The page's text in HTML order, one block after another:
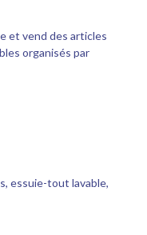
et vend des articles
organisés par
essuie-tout lavable,